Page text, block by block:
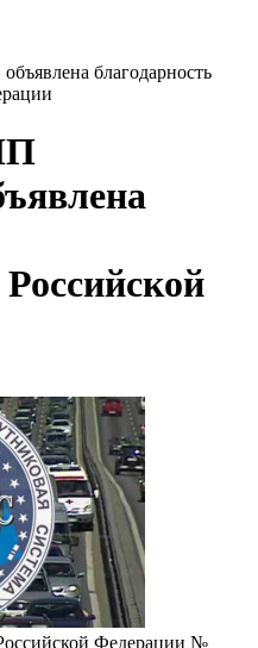
благодарность
Федерации №